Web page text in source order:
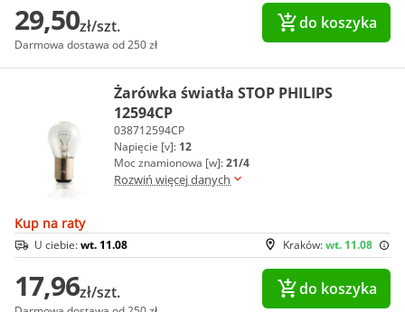
29,50zł/szt.
Darmowa dostawa od 250 zł
do koszyka
Żarówka światła STOP PHILIPS
12594CP
038712594CP
Napięcie [v]: 12
Moc znamionowa [w]:21/4
Rozwiń więcej danych
Kup na raty
Kraków:wt. 11.08
U ciebie:wt. 11.08
17,96zł/szt. do koszyka